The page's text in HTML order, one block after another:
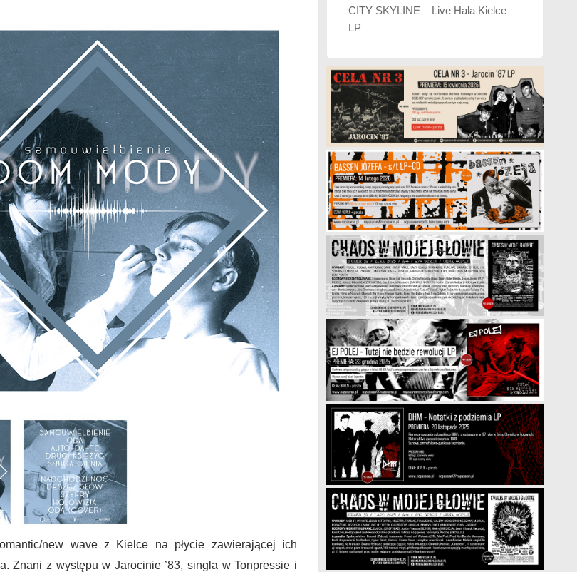
new wave z Kielce na płycie zawierającej ich
Znani z występu w Jarocinie ’83, singla w Tonpressie i
CITY SKYLINE – Live Hala Kielce
LP